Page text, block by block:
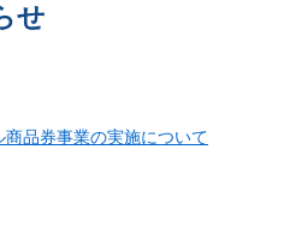
せ
品券事業の実施について